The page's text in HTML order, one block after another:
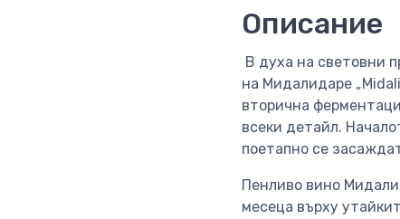
Описание
В духа на световни
на Мидалидаре
вторична
всеки детайл.
поетапно се
Пенливо вино
месеца върху